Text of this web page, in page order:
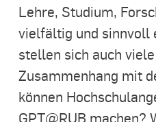
Lehre, Studium,
vielfältig und sinnvoll
stellen sich auch
Zusammenhang mit
können
GPT@RUB machen?